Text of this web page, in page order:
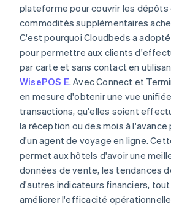
plateforme pour couvrir les dépôts
commodités supplémentaires
C'est pourquoi Cloudbeds a adopté
pour permettre aux clients
par carte et sans contact en
WisePOS E. Avec Connect et
en mesure d'obtenir une vue
transactions, qu'elles soient
la réception ou des mois à
d'un agent de voyage en ligne.
permet aux hôtels d'avoir une
données de vente, les tendances
d'autres indicateurs financiers,
améliorer l'efficacité